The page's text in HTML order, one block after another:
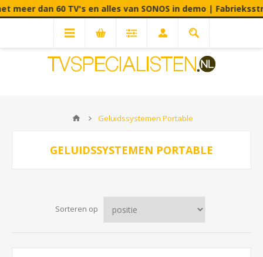
60 TV's en alles van SONOS in demo | Fabrieksstraat
Geluidssystemen Portable
GELUIDSSYSTEMEN PORTABLE
Sorteren op